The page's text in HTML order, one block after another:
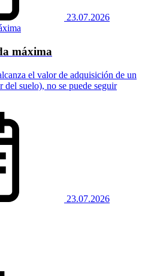
23.07.2026
máxima
el valor de adquisición de un
suelo), no se puede seguir
23.07.2026